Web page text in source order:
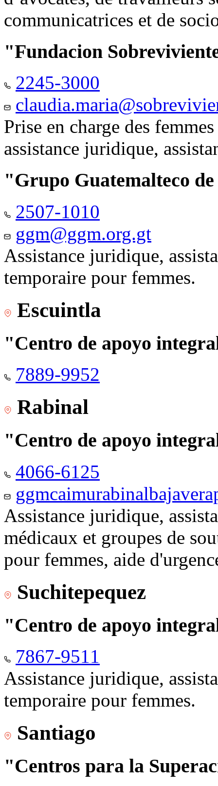
communicatrices et de
"Fundacion
2245-3000
Prise en charge des
assistance juridique,
"Grupo Guatemalteco
2507-1010
ggm@ggm.org.gt
Assistance juridique,
temporaire pour femmes.
Escuintla
"Centro de apoyo
7889-9952
Rabinal
"Centro de apoyo
4066-6125
Assistance juridique,
médicaux et groupes de
pour femmes, aide
Suchitepequez
"Centro de apoyo
7867-9511
Assistance juridique,
temporaire pour femmes.
Santiago
"Centros para la